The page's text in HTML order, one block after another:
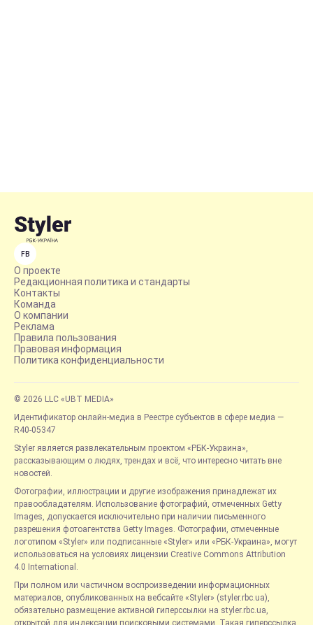
FB
О проекте
Редакционная политика и стандарты
Контакты
Команда
О компании
Реклама
Правила пользования
Правовая информация
Политика конфиденциальности
© 2026 LLC «UBT MEDIA»
Идентификатор онлайн-медиа в Реестре субъектов в сфере медиа —
R40-05347
Styler является развлекательным проектом «РБК-Украина»,
рассказывающим о людях, трендах и всё, что интересно читать вне
новостей.
Фотографии, иллюстрации и другие изображения принадлежат их
правообладателям. Использование фотографий, отмеченных Getty
Images, допускается исключительно при наличии письменного
разрешения фотоагентства Getty Images. Фотографии, отмеченные
логотипом «Styler» или подписанные «Styler» или «РБК-Украина», могут
использоваться на условиях лицензии Creative Commons Attribution
4.0 International.
При полном или частичном воспроизведении информационных
материалов, опубликованных на вебсайте «Styler» (styler.rbc.ua),
обязательно размещение активной гиперссылки на styler.rbc.ua,